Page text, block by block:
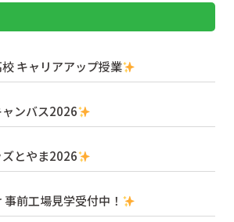
キャリアアップ授業
ンバス2026
とやま2026
事前工場見学受付中！